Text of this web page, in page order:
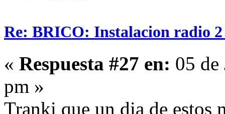
Re: BRICO: Instalacion radio
« Respuesta #27 en: 05
pm »
Tranki que un dia de estos